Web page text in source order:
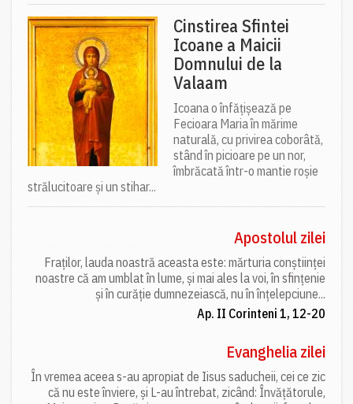
Cinstirea Sfintei
Icoane a Maicii
Domnului de la
Valaam
Icoana o înfățișează pe
Fecioara Maria în mărime
naturală, cu privirea coborâtă,
stând în picioare pe un nor,
îmbrăcată într-o mantie roșie
strălucitoare și un stihar...
Apostolul zilei
Fraților, lauda noastră aceasta este: mărturia conștiinței
noastre că am umblat în lume, și mai ales la voi, în sfințenie
și în curăție dumnezeiască, nu în înțelepciune...
Ap. II Corinteni 1, 12-20
Evanghelia zilei
În vremea aceea s-au apropiat de Iisus saducheii, cei ce zic
că nu este înviere, și L-au întrebat, zicând: Învățătorule,